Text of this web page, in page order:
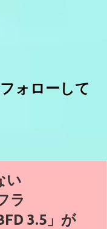
ォローして
い
ラ
3.5」が